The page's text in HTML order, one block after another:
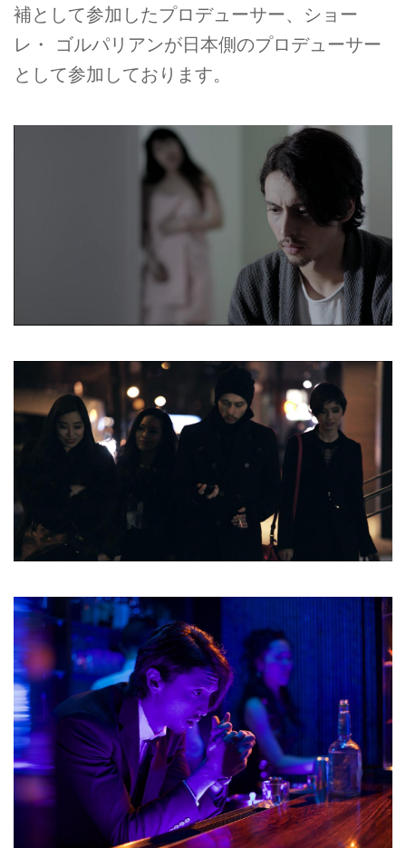
補として参加したプロデューサー、ショー
レ・ ゴルパリアンが日本側のプロデューサー
として参加しております。